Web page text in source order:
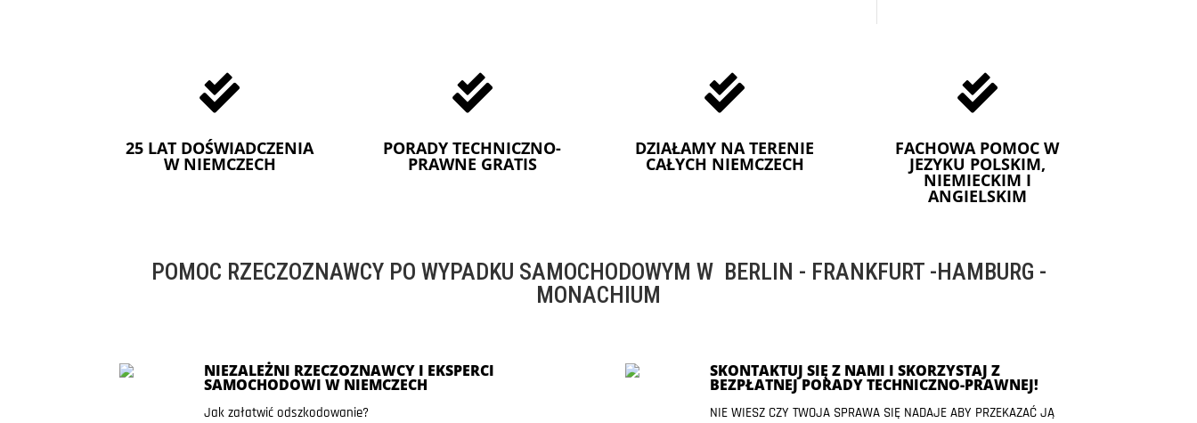

25 LAT DOŚWIADCZENIA
W NIEMCZECH

PORADY TECHNICZNO-
PRAWNE GRATIS

DZIAŁAMY NA TERENIE
CAŁYCH NIEMCZECH

FACHOWA POMOC W
JEZYKU POLSKIM,
NIEMIECKIM I
ANGIELSKIM
POMOC RZECZOZNAWCY PO WYPADKU SAMOCHODOWYM W BERLIN - FRANKFURT -HAMBURG -
MONACHIUM
NIEZALEŻNI RZECZOZNAWCY I EKSPERCI
SAMOCHODOWI W NIEMCZECH
Jak załatwić odszkodowanie?
SKONTAKTUJ SIĘ Z NAMI I SKORZYSTAJ Z
BEZPŁATNEJ PORADY TECHNICZNO-PRAWNEJ!
NIE WIESZ CZY TWOJA SPRAWA SIĘ NADAJE ABY PRZEKAZAĆ JĄ